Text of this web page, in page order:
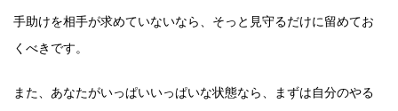
手助けを相手が求めていないなら、そっと見守るだけに留めてお
くべきです。
また、あなたがいっぱいいっぱいな状態なら、まずは自分のやる